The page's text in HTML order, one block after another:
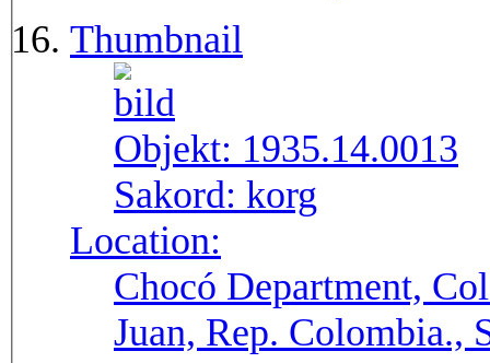
Thumbnail
Objekt: 1935.14.0013
Sakord: korg
Location:
Chocó Department,
Juan, Rep. Colombia.,